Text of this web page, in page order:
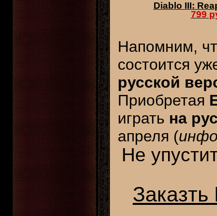
Diablo III:
799
Напомним,
состоится
русской
Приобретая
играть на
апреля (
Не